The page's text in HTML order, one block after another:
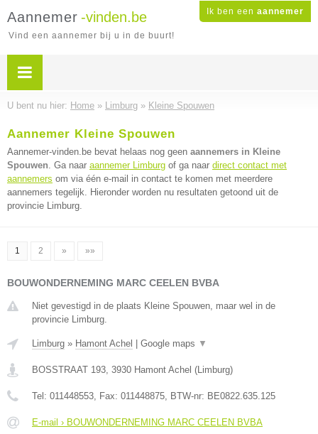
Ik ben een aannemer
Aannemer -vinden.be
Vind een aannemer bij u in de buurt!
U bent nu hier: Home » Limburg » Kleine Spouwen
Aannemer Kleine Spouwen
Aannemer-vinden.be bevat helaas nog geen aannemers in Kleine
Spouwen. Ga naar aannemer Limburg of ga naar direct contact met
aannemers om via één e-mail in contact te komen met meerdere
aannemers tegelijk. Hieronder worden nu resultaten getoond uit de
provincie Limburg.
1 2 » »»
BOUWONDERNEMING MARC CEELEN BVBA
Niet gevestigd in de plaats Kleine Spouwen, maar wel in de
provincie Limburg.
Limburg » Hamont Achel Google maps ▼
BOSSTRAAT 193, 3930 Hamont Achel (Limburg)
Tel: 011448553, Fax: 011448875, BTW-nr: BE0822.635.125
E-mail › BOUWONDERNEMING MARC CEELEN BVBA